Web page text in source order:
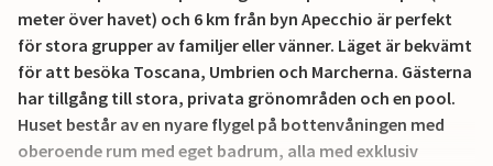
meter över havet) och 6 km från byn Apecchio är perfekt
för stora grupper av familjer eller vänner. Läget är bekvämt
för att besöka Toscana, Umbrien och Marcherna. Gästerna
har tillgång till stora, privata grönområden och en pool.
Huset består av en nyare flygel på bottenvåningen med
oberoende rum med eget badrum, alla med exklusiv